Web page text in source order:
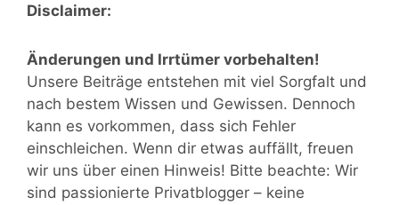
Disclaimer:
Änderungen und Irrtümer vorbehalten!
Unsere Beiträge entstehen mit viel Sorgfalt und
nach bestem Wissen und Gewissen. Dennoch
kann es vorkommen, dass sich Fehler
einschleichen. Wenn dir etwas auffällt, freuen
wir uns über einen Hinweis! Bitte beachte: Wir
sind passionierte Privatblogger – keine